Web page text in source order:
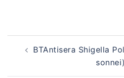
navigation
BTAntisera Shigella
sonnei)